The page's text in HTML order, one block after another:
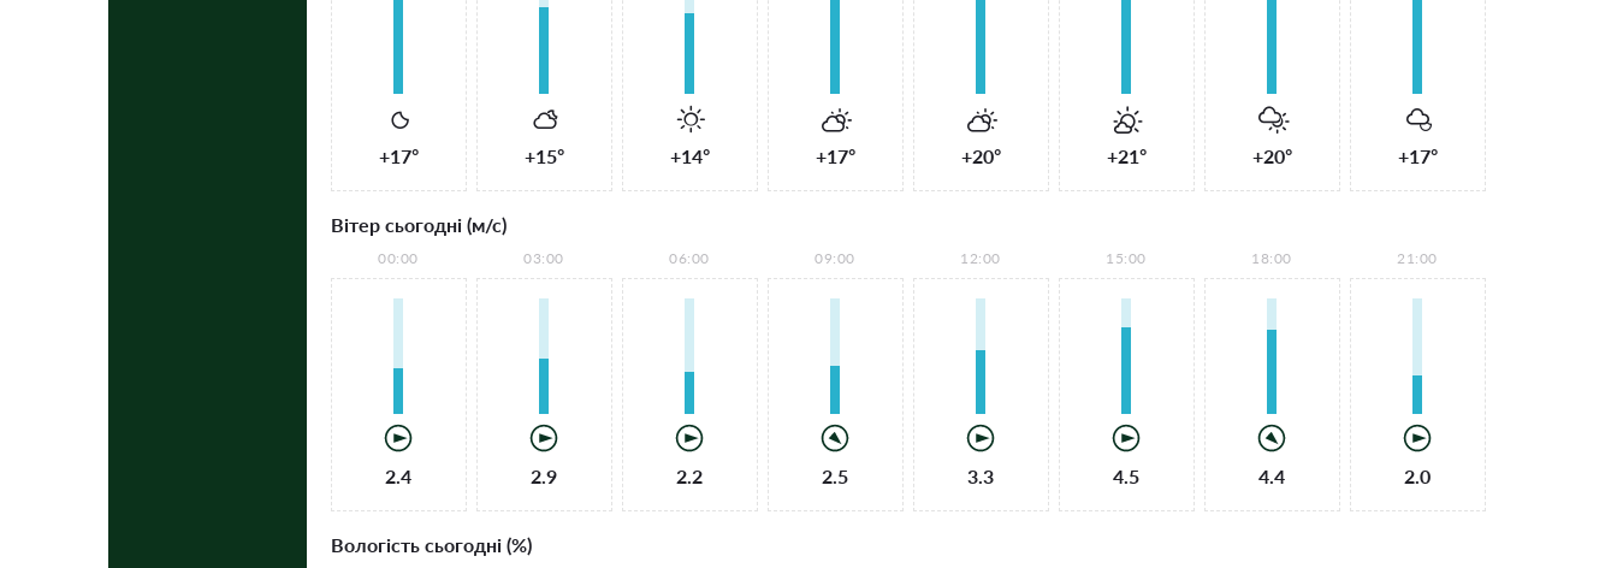
+17° +15° +14° +17° +20° +21° +20° +17°
Вітер сьогодні (м/с)
00:00
2.4
03:00
2.9
06:00
2.2
09:00
2.5
12:00
3.3
15:00
4.5
18:00
4.4
21:00
2.0
Вологість сьогодні (%)